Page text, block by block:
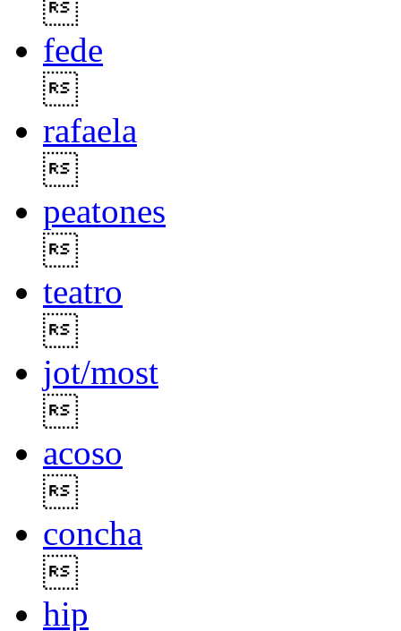
fede
rafaela
peatones
teatro
jot/most
acoso
concha
hip